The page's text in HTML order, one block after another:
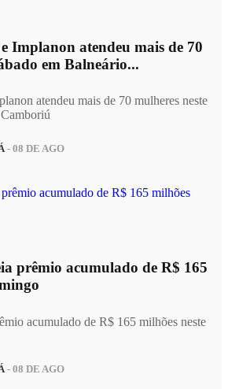
Implanon atendeu mais de 70
em Balneário...
atendeu mais de 70 mulheres neste
- 08 DE AGO
prêmio acumulado de R$ 165
acumulado de R$ 165 milhões neste
- 08 DE AGO